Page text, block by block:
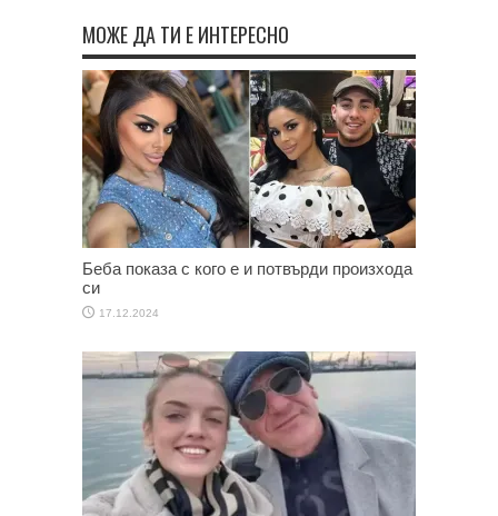
МОЖЕ ДА ТИ Е ИНТЕРЕСНО
Беба показа с кого е и потвърди произхода
си
17.12.2024